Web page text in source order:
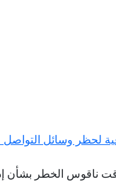
لحظر وسائل
ناقوس الخطر بشأن